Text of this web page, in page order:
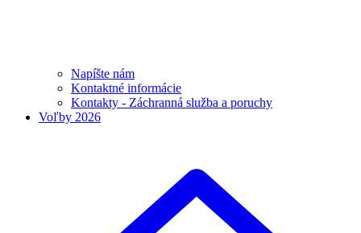
Napíšte nám
Kontaktné informácie
Kontakty - Záchranná služba a poruchy
Voľby 2026